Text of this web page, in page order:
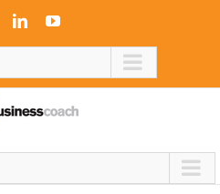
FacebookLinkedInYouTube